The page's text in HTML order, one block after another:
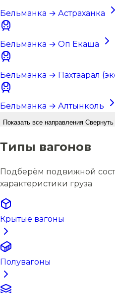
Бельманка → Астраханка
Бельманка → Оп Екаша
Бельманка → Пахтаарал
Бельманка → Алтынколь
Показать все направления Свернуть
Типы вагонов
Подберём подвижной
характеристики груза
Крытые вагоны
Полувагоны